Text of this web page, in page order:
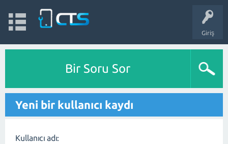
Giriş
Bir Soru Sor
Yeni bir kullanıcı kaydı
Kullanıcı adı: